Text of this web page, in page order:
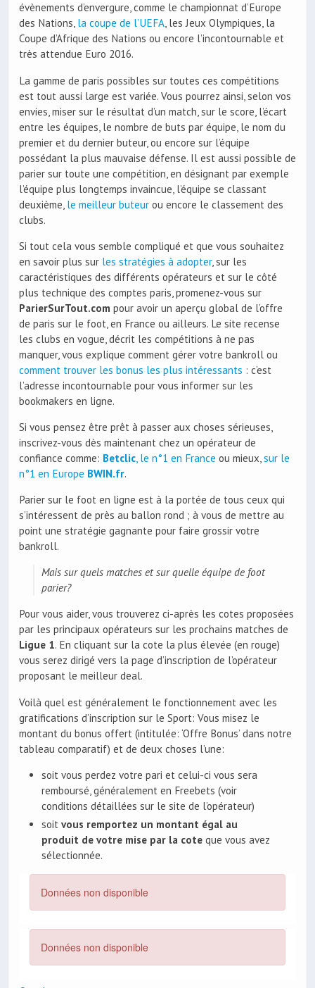
évènements d’envergure, comme le championnat d’Europe
des Nations, la coupe de l’UEFA, les Jeux Olympiques, la
Coupe d’Afrique des Nations ou encore l’incontournable et
très attendue Euro 2016.
La gamme de paris possibles sur toutes ces compétitions
est tout aussi large est variée. Vous pourrez ainsi, selon vos
envies, miser sur le résultat d’un match, sur le score, l’écart
entre les équipes, le nombre de buts par équipe, le nom du
premier et du dernier buteur, ou encore sur l’équipe
possédant la plus mauvaise défense. Il est aussi possible de
parier sur toute une compétition, en désignant par exemple
l’équipe plus longtemps invaincue, l’équipe se classant
deuxième, le meilleur buteur ou encore le classement des
clubs.
Si tout cela vous semble compliqué et que vous souhaitez
en savoir plus sur les stratégies à adopter, sur les
caractéristiques des différents opérateurs et sur le côté
plus technique des comptes paris, promenez-vous sur
ParierSurTout.com pour avoir un aperçu global de l’offre
de paris sur le foot, en France ou ailleurs. Le site recense
les clubs en vogue, décrit les compétitions à ne pas
manquer, vous explique comment gérer votre bankroll ou
comment trouver les bonus les plus intéressants : c’est
l’adresse incontournable pour vous informer sur les
bookmakers en ligne.
Si vous pensez être prêt à passer aux choses sérieuses,
inscrivez-vous dès maintenant chez un opérateur de
confiance comme: Betclic, le n°1 en France ou mieux,sur le
n°1 en Europe BWIN.fr.
Parier sur le foot en ligne est à la portée de tous ceux qui
s’intéressent de près au ballon rond ; à vous de mettre au
point une stratégie gagnante pour faire grossir votre
bankroll.
Mais sur quels matches et sur quelle équipe de foot
parier?
Pour vous aider, vous trouverez ci-après les cotes proposées
par les principaux opérateurs sur les prochains matches de
Ligue 1. En cliquant sur la cote la plus élevée (en rouge)
vous serez dirigé vers la page d’inscription de l’opérateur
proposant le meilleur deal.
Voilà quel est généralement le fonctionnement avec les
gratifications d’inscription sur le Sport: Vous misez le
montant du bonus offert (intitulée: ‘Offre Bonus’ dans notre
tableau comparatif) et de deux choses l’une:
soit vous perdez votre pari et celui-ci vous sera
remboursé, généralement en Freebets (voir
conditions détaillées sur le site de l’opérateur)
soit vous remportez un montant égal au
produit de votre mise par la coteque vous avez
sélectionnée.